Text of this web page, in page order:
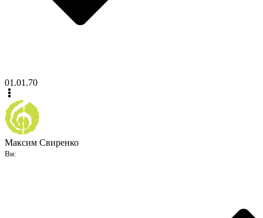
01.01.70
Максим Свиренко
Ви: